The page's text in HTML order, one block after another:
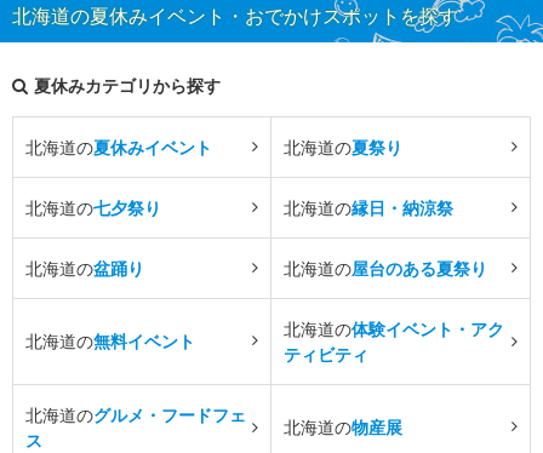
北海道の夏休みイベント・おでかけスポットを探す
夏休みカテゴリから探す
北海道の夏休みイベント 北海道の夏祭り
北海道の七夕祭り 北海道の縁日・納涼祭
北海道の盆踊り 北海道の屋台のある夏祭り
北海道の無料イベント
北海道の体験イベント・アク
ティビティ
北海道のグルメ・フードフェ
ス
北海道の物産展